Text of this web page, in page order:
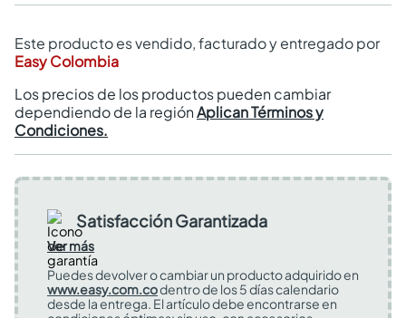
Este producto es vendido, facturado y entregado por
Easy Colombia
Los precios de los productos pueden cambiar
dependiendo de la regiónAplican Términos y
Condiciones.
Satisfacción Garantizada
Ver más
Puedes devolver o cambiar un producto adquirido en
www.easy.com.codentro de los 5 días calendario
desde la entrega. El artículo debe encontrarse en